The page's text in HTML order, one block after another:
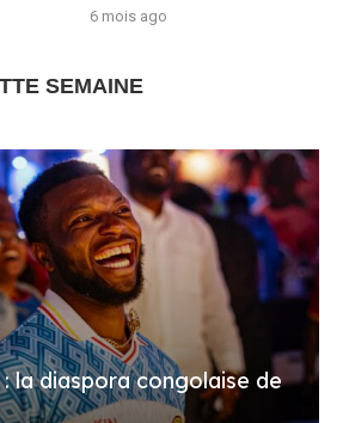
6 mois ago
SEMAINE
: la diaspora congolaise de